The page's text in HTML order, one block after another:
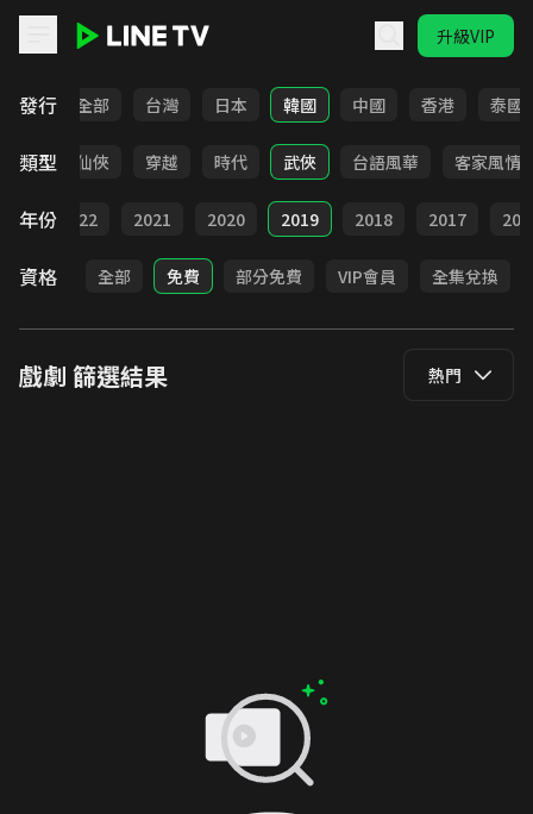
升級VIP
發行 全部 台灣 日本 韓國 中國 香港 泰國
類型
療癒 仙俠 穿越 時代 武俠 台語風華 客家風情
年份 2022 2021 2020 2019 2018 2017
資格 全部 免費 部分免費 VIP會員 全集兌換
戲劇 篩選結果 熱門